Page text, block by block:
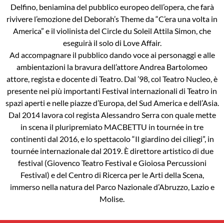
Delfino, beniamina del pubblico europeo dell’opera, che farà
rivivere l’emozione del Deborah’s Theme da “C’era una volta in
America” e il violinista del Circle du Soleil Attila Simon, che
eseguirà il solo di Love Affair.
Ad accompagnare il pubblico dando voce ai personaggi e alle
ambientazioni la bravura dell’attore Andrea Bartolomeo
attore, regista e docente di Teatro. Dal ’98, col Teatro Nucleo, è
presente nei più importanti Festival internazionali di Teatro in
spazi aperti e nelle piazze d’Europa, del Sud America e dell’Asia.
Dal 2014 lavora col regista Alessandro Serra con quale mette
in scena il pluripremiato MACBETTU in tournée in tre
continenti dal 2016, e lo spettacolo “Il giardino dei ciliegi”, in
tournée internazionale dal 2019. È direttore artistico di due
festival (Giovenco Teatro Festival e Gioiosa Percussioni
Festival) e del Centro di Ricerca per le Arti della Scena,
immerso nella natura del Parco Nazionale d’Abruzzo, Lazio e
Molise.